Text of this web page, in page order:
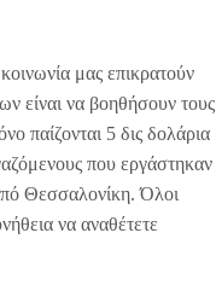
μας επικρατούν
είναι να βοηθήσουν τους
παίζονται 5 δις δολάρια
που εργάστηκαν
Θεσσαλονίκη. Όλοι
να αναθέτετε